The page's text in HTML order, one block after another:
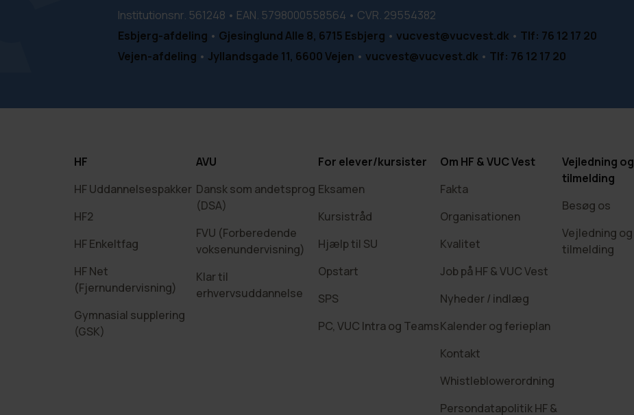
Institutionsnr. 561248 • EAN. 5798000558564 • CVR. 29554382
Esbjerg-afdeling • Gjesinglund Alle 8, 6715 Esbjerg • vucvest@vucvest.dk • Tlf: 76 12 17 20
Vejen-afdeling • Jyllandsgade 11, 6600 Vejen • vucvest@vucvest.dk • Tlf: 76 12 17 20
HF
HF Uddannelsespakker
HF2
HF Enkeltfag
HF Net
(Fjernundervisning)
Gymnasial supplering
(GSK)
AVU
Dansk som andetsprog
(DSA)
FVU (Forberedende
voksenundervisning)
Klar til
erhvervsuddannelse
For elever/kursister
Eksamen
Kursistråd
Hjælp til SU
Opstart
SPS
PC, VUC Intra og Teams
Om HF & VUC Vest
Fakta
Organisationen
Kvalitet
Job på HF & VUC Vest
Nyheder / indlæg
Kalender og ferieplan
Kontakt
Whistleblowerordning
Persondatapolitik HF &
Vejledning og
tilmelding
Besøg os
Vejledning og
tilmelding